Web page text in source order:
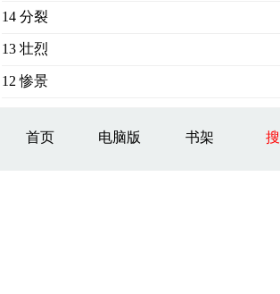
14 分裂
13 壮烈
12 惨景
首页 电脑版 书架